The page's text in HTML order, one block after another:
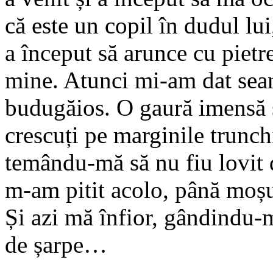
că este un copil în dudul
a început să arunce cu
mine. Atunci mi-am dat
budugăios. O gaură
crescuți pe marginile
temându-mă să nu fiu lovit
m-am pitit acolo, până
Și azi mă înfior, gândindu-
de șarpe…